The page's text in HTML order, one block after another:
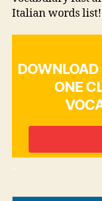
Italian words list!
ONE